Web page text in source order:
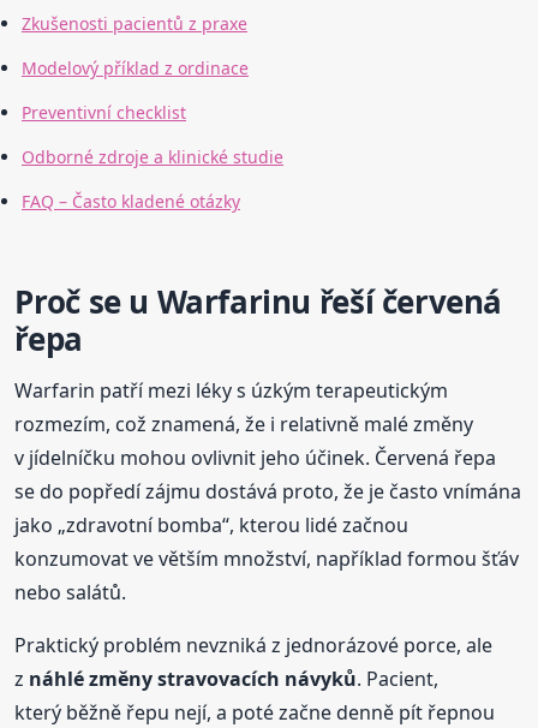
Zkušenosti pacientů z praxe
Modelový příklad z ordinace
Preventivní checklist
Odborné zdroje a klinické studie
FAQ – Často kladené otázky
Proč se u Warfarinu řeší červená
řepa
Warfarin patří mezi léky s úzkým terapeutickým
rozmezím, což znamená, že i relativně malé změny
v jídelníčku mohou ovlivnit jeho účinek. Červená řepa
se do popředí zájmu dostává proto, že je často vnímána
jako „zdravotní bomba“, kterou lidé začnou
konzumovat ve větším množství, například formou šťáv
nebo salátů.
Praktický problém nevzniká z jednorázové porce, ale
z náhlé změny stravovacích návyků. Pacient,
který běžně řepu nejí, a poté začne denně pít řepnou